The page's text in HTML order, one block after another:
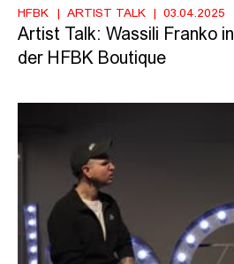
HFBK ARTIST TALK 03.04.2025
Artist Talk: Wassili Franko in
der HFBK Boutique